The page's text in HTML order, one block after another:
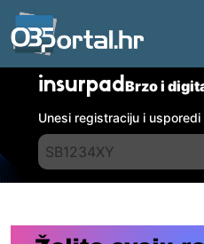
insurpadBrzo i
Unesi registraciju i